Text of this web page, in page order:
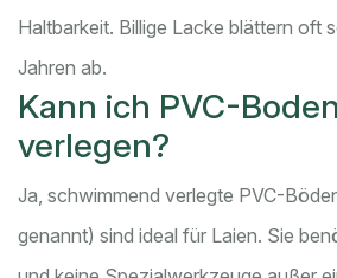
Haltbarkeit. Billige Lacke blättern oft
Jahren ab.
Kann ich PVC-
verlegen?
Ja, schwimmend verlegte PVC-
genannt) sind ideal für Laien. Sie